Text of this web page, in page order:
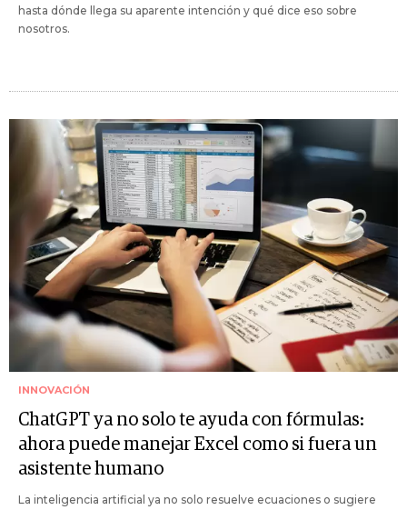
hasta dónde llega su aparente intención y qué dice eso sobre
nosotros.
INNOVACIÓN
ChatGPT ya no solo te ayuda con fórmulas:
ahora puede manejar Excel como si fuera un
asistente humano
La inteligencia artificial ya no solo resuelve ecuaciones o sugiere